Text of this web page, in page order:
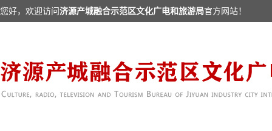
您好，欢迎访问济源产城融合示范区文化广电和旅游局官方网站！